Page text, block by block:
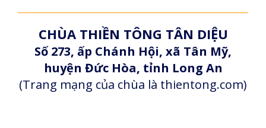
CHÙA THIỀN TÔNG TÂN DIỆU
Số 273, ấp Chánh Hội, xã Tân Mỹ,
huyện Đức Hòa, tỉnh Long An
(Trang mạng của chùa là thientong.com)